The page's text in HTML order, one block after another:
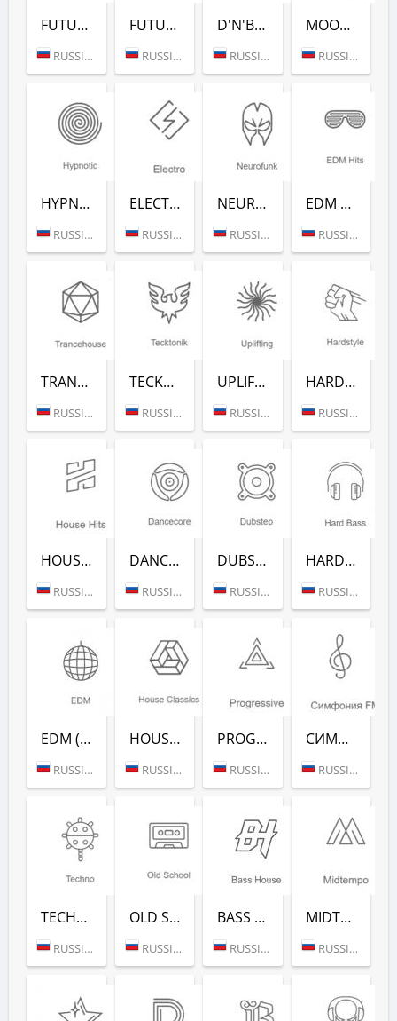
FUTURE BASS (РАДИО РЕКОРД)
RUSSIA (MOSCOW)
FUTURE HOUSE (РАДИО РЕКОРД)
RUSSIA (MOSCOW)
D'N'B CLASSICS (РАДИО РЕКОРД)
RUSSIA (MOSCOW)
MOOMBAHTON (РАДИО РЕКОРД)
RUSSIA (MOSCOW)
HYPNOTIC (РАДИО РЕКОРД)
RUSSIA (MOSCOW)
ELECTRO (РАДИО РЕКОРД)
RUSSIA (MOSCOW)
NEUROFUNK (РАДИО РЕКОРД)
RUSSIA (MOSCOW)
EDM CLASSICS (РАДИО РЕКОРД)
RUSSIA (MOSCOW)
TRANCEHOUSE (РАДИО РЕКОРД)
RUSSIA (MOSCOW)
TECKTONIK (РАДИО РЕКОРД)
RUSSIA (MOSCOW)
UPLIFTING (РАДИО РЕКОРД)
RUSSIA (MOSCOW)
HARDSTYLE (РАДИО РЕКОРД)
RUSSIA (MOSCOW)
HOUSE HITS (РАДИО РЕКОРД)
RUSSIA (MOSCOW)
DANCECORE (РАДИО РЕКОРД)
RUSSIA (MOSCOW)
DUBSTEP (РАДИО РЕКОРД)
RUSSIA (MOSCOW)
HARD BASS (РАДИО РЕКОРД)
RUSSIA (MOSCOW)
EDM (РАДИО РЕКОРД)
RUSSIA (MOSCOW)
HOUSE CLASSICS (РАДИО РЕКОРД)
RUSSIA (MOSCOW)
PROGRESSIVE (РАДИО РЕКОРД)
RUSSIA (MOSCOW)
СИМФОНИЯ FM (РАДИО РЕКОРД)
RUSSIA (MOSCOW)
TECHNO (РАДИО РЕКОРД)
RUSSIA (MOSCOW)
OLD SCHOOL (РАДИО РЕКОРД)
RUSSIA (MOSCOW)
BASS HOUSE (РАДИО РЕКОРД)
RUSSIA (MOSCOW)
MIDTEMPO (РАДИО РЕКОРД)
RUSSIA (MOSCOW)